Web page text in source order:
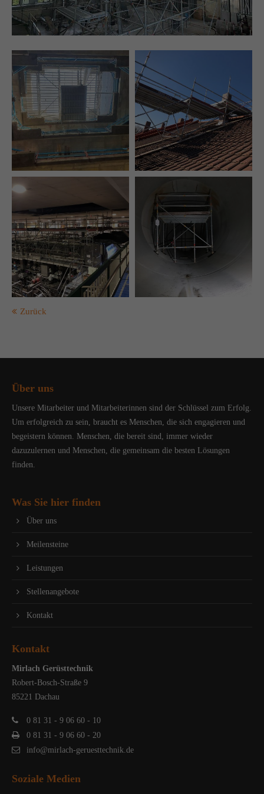
Zurück
Über uns
Unsere Mitarbeiter und Mitarbeiterinnen sind der Schlüssel zum Erfolg.
Um erfolgreich zu sein, braucht es Menschen, die sich engagieren und
begeistern können. Menschen, die bereit sind, immer wieder
dazuzulernen und Menschen, die gemeinsam die besten Lösungen
finden.
Was Sie hier finden
Über uns
Meilensteine
Leistungen
Stellenangebote
Kontakt
Kontakt
Mirlach Gerüsttechnik
Robert-Bosch-Straße 9
85221 Dachau
0 81 31 - 9 06 60 - 10
0 81 31 - 9 06 60 - 20
info@mirlach-geruesttechnik.de
Soziale Medien